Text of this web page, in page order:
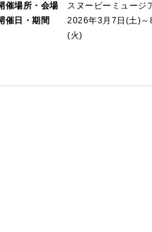
催場所・会場
スヌーピーミュージ
催日・期間
2026年3月7日(土)
(火)